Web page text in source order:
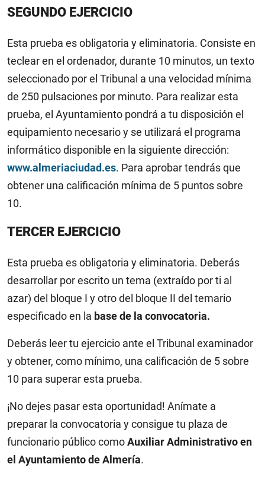
SEGUNDO EJERCICIO
Esta prueba es obligatoria y eliminatoria. Consiste en
teclear en el ordenador, durante 10 minutos, un texto
seleccionado por el Tribunal a una velocidad mínima
de 250 pulsaciones por minuto. Para realizar esta
prueba, el Ayuntamiento pondrá a tu disposición el
equipamiento necesario y se utilizará el programa
informático disponible en la siguiente dirección:
www.almeriaciudad.es. Para aprobar tendrás que
obtener una calificación mínima de 5 puntos sobre
10.
TERCER EJERCICIO
Esta prueba es obligatoria y eliminatoria. Deberás
desarrollar por escrito un tema (extraído por ti al
azar) del bloque I y otro del bloque II del temario
especificado en la base de la convocatoria.
Deberás leer tu ejercicio ante el Tribunal examinador
y obtener, como mínimo, una calificación de 5 sobre
10 para superar esta prueba.
¡No dejes pasar esta oportunidad! Anímate a
preparar la convocatoria y consigue tu plaza de
funcionario público comoAuxiliar Administrativo en
el Ayuntamiento de Almería.